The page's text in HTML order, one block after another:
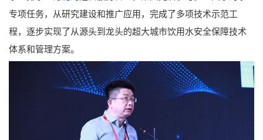
专项任务，从研究建设和推广应用，完成了多项技术示范工
程，逐步实现了从源头到龙头的超大城市饮用水安全保障技术
体系和管理方案。